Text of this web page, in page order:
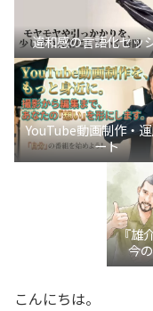
違和感の言語化セッ
YouTube動画制作・
ート
『雄
今
こんにちは。